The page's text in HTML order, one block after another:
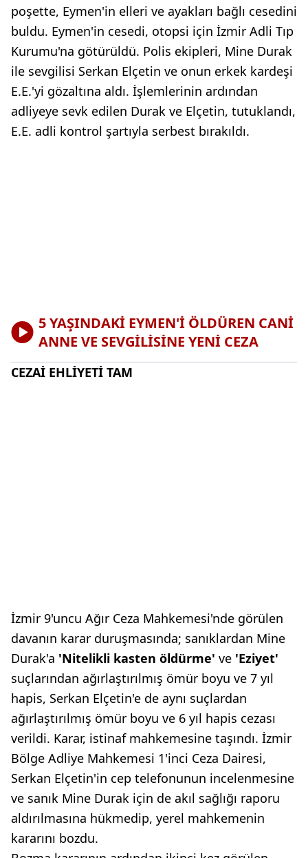
poşette, Eymen'in elleri ve ayakları bağlı cesedini
buldu. Eymen'in cesedi, otopsi için İzmir Adli Tıp
Kurumu'na götürüldü. Polis ekipleri, Mine Durak
ile sevgilisi Serkan Elçetin ve onun erkek kardeşi
E.E.'yi gözaltına aldı. İşlemlerinin ardından
adliyeye sevk edilen Durak ve Elçetin, tutuklandı,
E.E. adli kontrol şartıyla serbest bırakıldı.
5 YAŞINDAKİ EYMEN'İ ÖLDÜREN CANİ
ANNE VE SEVGİLİSİNE YENİ CEZA
CEZAİ EHLİYETİ TAM
İzmir 9'uncu Ağır Ceza Mahkemesi'nde görülen
davanın karar duruşmasında; sanıklardan Mine
Durak'a 'Nitelikli kasten öldürme' ve 'Eziyet'
suçlarından ağırlaştırılmış ömür boyu ve 7 yıl
hapis, Serkan Elçetin'e de aynı suçlardan
ağırlaştırılmış ömür boyu ve 6 yıl hapis cezası
verildi. Karar, istinaf mahkemesine taşındı. İzmir
Bölge Adliye Mahkemesi 1'inci Ceza Dairesi,
Serkan Elçetin'in cep telefonunun incelenmesine
ve sanık Mine Durak için de akıl sağlığı raporu
aldırılmasına hükmedip, yerel mahkemenin
kararını bozdu.